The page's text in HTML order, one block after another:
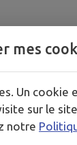
le
toutes
mes
Un cookie
sur le site.
notre